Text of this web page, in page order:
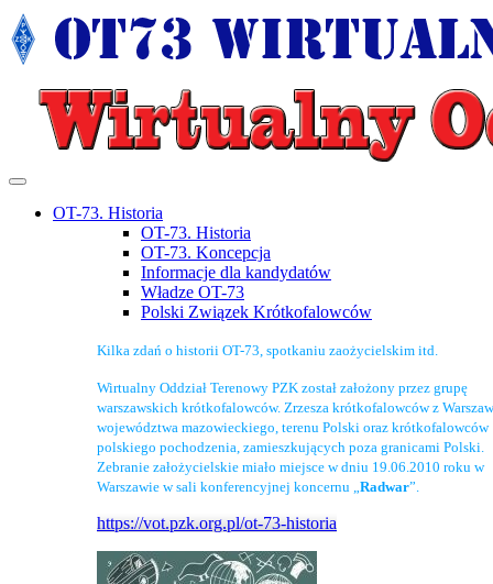
OT-73. Historia
OT-73. Historia
OT-73. Koncepcja
Informacje dla kandydatów
Władze OT-73
Polski Związek Krótkofalowców
Kilka zdań o historii OT-73, spotkaniu zaożycielskim itd.
Wirtualny Oddział Terenowy PZK został założony przez grupę
warszawskich krótkofalowców. Zrzesza krótkofalowców z
województwa mazowieckiego, terenu Polski oraz krótkofalowców
polskiego pochodzenia, zamieszkujących poza granicami Polski.
Zebranie założycielskie miało miejsce w dniu 19.06.2010 roku w
Warszawie w sali konferencyjnej koncernu „Radwar”.
https://vot.pzk.org.pl/ot-73-historia